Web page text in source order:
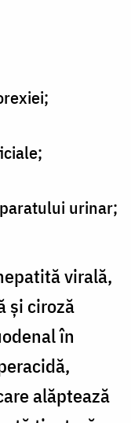
urinar;
virală,
și ciroză
în
alăptează